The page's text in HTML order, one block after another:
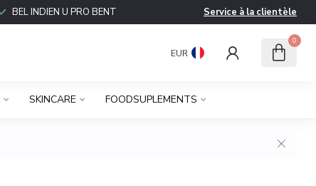
BEL INDIEN U PRO BENT Service à la clientèle
EUR
0
SKINCARE FOODSUPLEMENTS